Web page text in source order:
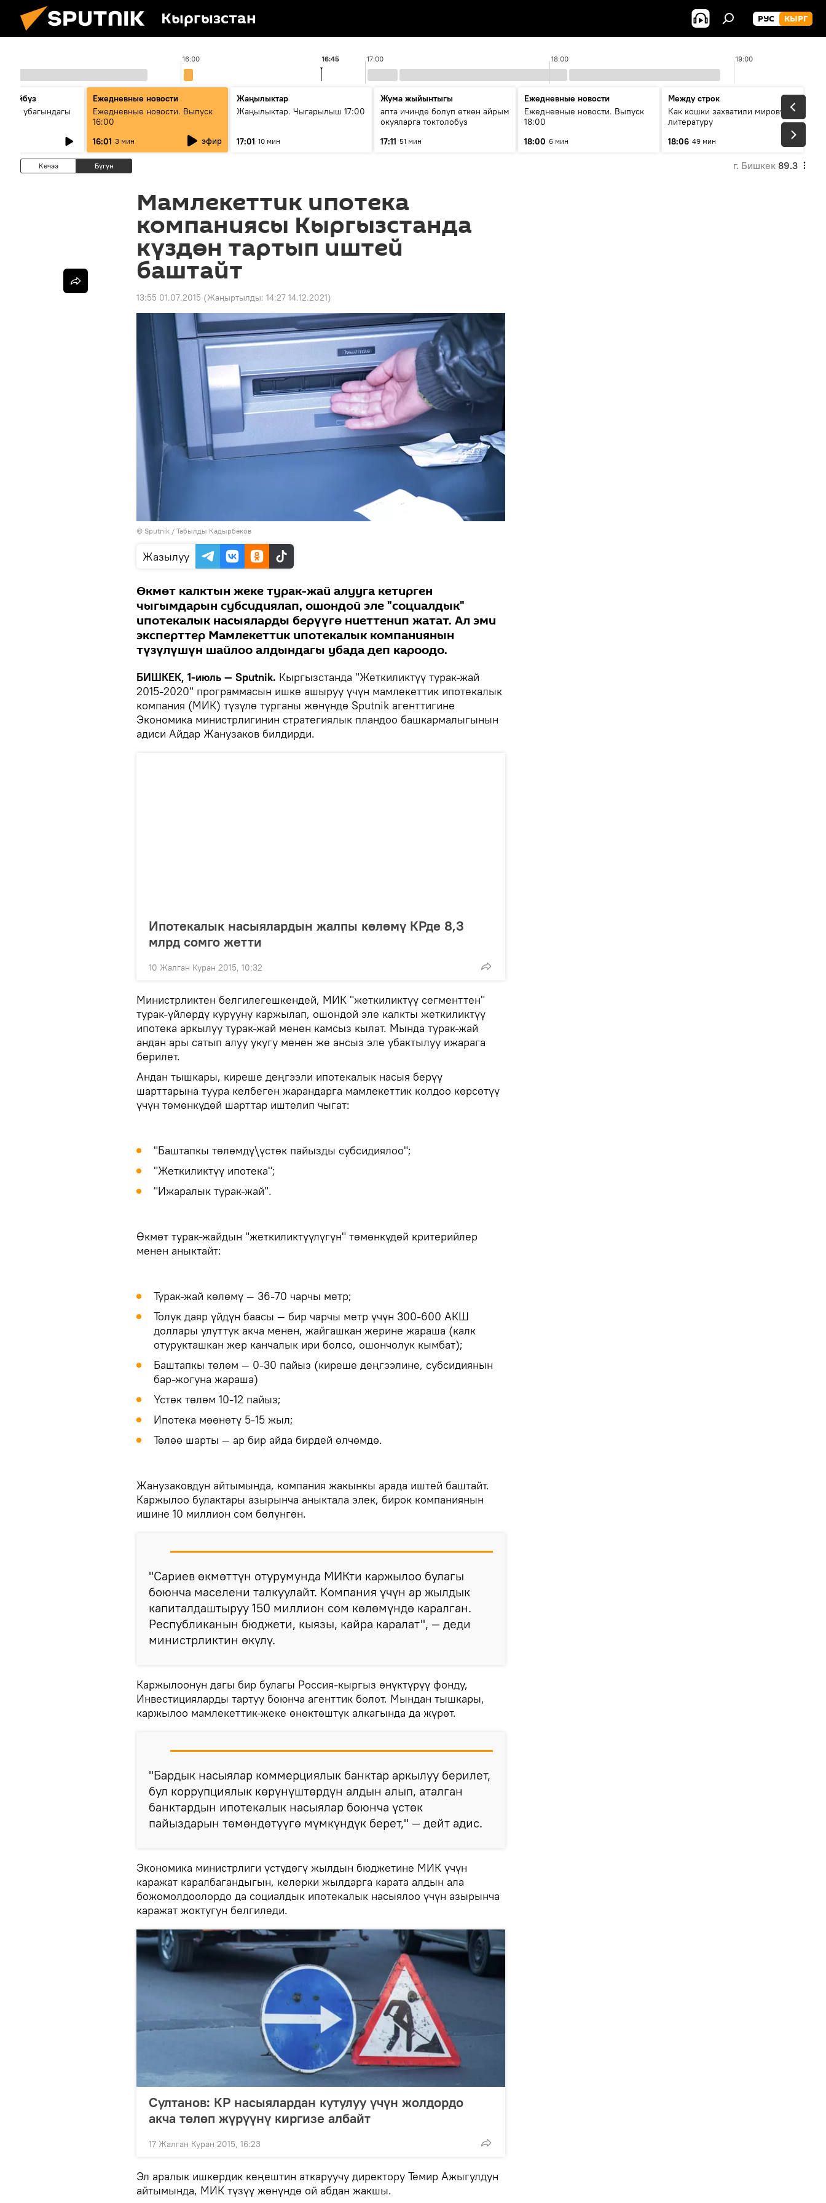
Кыргызстан РУС КЫРГ
16:00 17:00 18:00 19:00
16:45
өз убагындагы
Ежедневные новости
Ежедневные новости. Выпуск
16:00
16:01 3 мин эфир
Жаңылыктар
Жаңылыктар. Чыгарылыш 17:00
17:01 10 мин
Жума жыйынтыгы
апта ичинде болуп өткөн айрым
окуяларга токтолобуз
17:11 51 мин
Ежедневные новости
Ежедневные новости. Выпуск
18:00
18:00 6 мин
Между строк
Как кошки захватили мировую
литературу
18:06 49 мин
Кечээ Бүгүн г. Бишкек 89.3
Мамлекеттик ипотека
компаниясы Кыргызстанда
күздөн тартып иштей
баштайт
13:55 01.07.2015 (Жаңыртылды: 14:27 14.12.2021)
© Sputnik / Табылды Кадырбеков
Жазылуу
Өкмөт калктын жеке турак-жай алууга кетирген
чыгымдарын субсидиялап, ошондой эле "социалдык"
ипотекалык насыяларды берүүгө ниеттенип жатат. Ал эми
эксперттер Мамлекеттик ипотекалык компаниянын
түзүлүшүн шайлоо алдындагы убада деп кароодо.
БИШКЕК, 1-июль — Sputnik. Кыргызстанда "Жеткиликтүү турак-жай
2015-2020" программасын ишке ашыруу үчүн мамлекеттик ипотекалык
компания (МИК) түзүлө турганы жөнүндө Sputnik агенттигине
Экономика министрлигинин стратегиялык пландоо башкармалыгынын
адиси Айдар Жанузаков билдирди.
Ипотекалык насыялардын жалпы көлөмү КРде 8,3
млрд сомго жетти
10 Жалган Куран 2015, 10:32
Министрликтен белгилегешкендей, МИК "жеткиликтүү сегменттен"
турак-үйлөрдү курууну каржылап, ошондой эле калкты жеткиликтүү
ипотека аркылуу турак-жай менен камсыз кылат. Мында турак-жай
андан ары сатып алуу укугу менен же ансыз эле убактылуу ижарага
берилет.
Андан тышкары, киреше деңгээли ипотекалык насыя берүү
шарттарына туура келбеген жарандарга мамлекеттик колдоо көрсөтүү
үчүн төмөнкүдөй шарттар иштелип чыгат:
"Баштапкы төлөмдү\үстөк пайызды субсидиялоо";
"Жеткиликтүү ипотека";
"Ижаралык турак-жай".
Өкмөт турак-жайдын "жеткиликтүүлүгүн" төмөнкүдөй критерийлер
менен аныктайт:
Турак-жай көлөмү — 36-70 чарчы метр;
Толук даяр үйдүн баасы — бир чарчы метр үчүн 300-600 АКШ
доллары улуттук акча менен, жайгашкан жерине жараша (калк
отурукташкан жер канчалык ири болсо, ошончолук кымбат);
Баштапкы төлөм — 0-30 пайыз (киреше деңгээлине, субсидиянын
бар-жогуна жараша)
Үстөк төлөм 10-12 пайыз;
Ипотека мөөнөтү 5-15 жыл;
Төлөө шарты — ар бир айда бирдей өлчөмдө.
Жанузаковдун айтымында, компания жакынкы арада иштей баштайт.
Каржылоо булактары азырынча аныктала элек, бирок компаниянын
ишине 10 миллион сом бөлүнгөн.
"Сариев өкмөттүн отурумунда МИКти каржылоо булагы
боюнча маселени талкуулайт. Компания үчүн ар жылдык
капиталдаштыруу 150 миллион сом көлөмүндө каралган.
Республиканын бюджети, кыязы, кайра каралат", — деди
министрликтин өкүлү.
Каржылоонун дагы бир булагы Россия-кыргыз өнүктүрүү фонду,
Инвестицияларды тартуу боюнча агенттик болот. Мындан тышкары,
каржылоо мамлекеттик-жеке өнөктөштүк алкагында да жүрөт.
"Бардык насыялар коммерциялык банктар аркылуу берилет,
бул коррупциялык көрүнүштөрдүн алдын алып, аталган
банктардын ипотекалык насыялар боюнча үстөк
пайыздарын төмөндөтүүгө мүмкүндүк берет," — дейт адис.
Экономика министрлиги үстүдөгү жылдын бюджетине МИК үчүн
каражат каралбагандыгын, келерки жылдарга карата алдын ала
божомолдоолордо да социалдык ипотекалык насыялоо үчүн азырынча
каражат жоктугун белгиледи.
Султанов: КР насыялардан кутулуу үчүн жолдордо
акча төлөп жүрүүнү киргизе албайт
17 Жалган Куран 2015, 16:23
Эл аралык ишкердик кеңештин аткаруучу директору Темир Ажыгулдун
айтымында, МИК түзүү жөнүндө ой абдан жакшы.